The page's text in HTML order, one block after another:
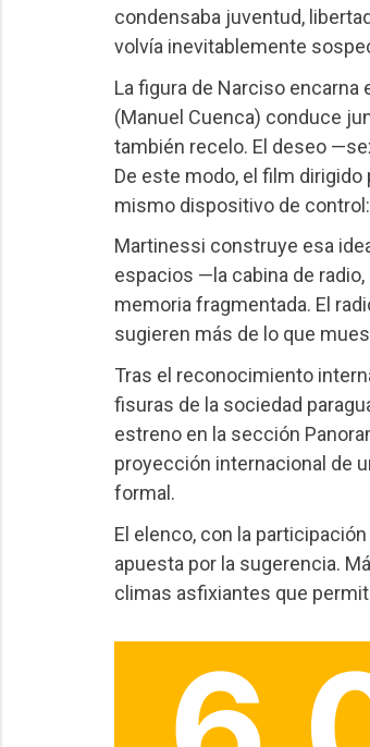
condensaba juventud,
volvía inevitablemente
La figura de Narciso
(Manuel Cuenca) conduce
también recelo. El deseo
De este modo, el film
mismo dispositivo de
Martinessi construye esa
espacios —la cabina de
memoria fragmentada. El
sugieren más de lo que
Tras el reconocimiento
fisuras de la sociedad
estreno en la sección
proyección internacional de
formal.
El elenco, con la
apuesta por la sugerencia.
climas asfixiantes que